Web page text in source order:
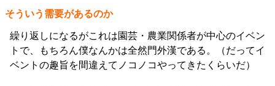
そういう需要があるのか
繰り返しになるがこれは園芸・農業関係者が中心のイベン
トで、もちろん僕なんかは全然門外漢である。（だってイ
ベントの趣旨を間違えてノコノコやってきたくらいだ）